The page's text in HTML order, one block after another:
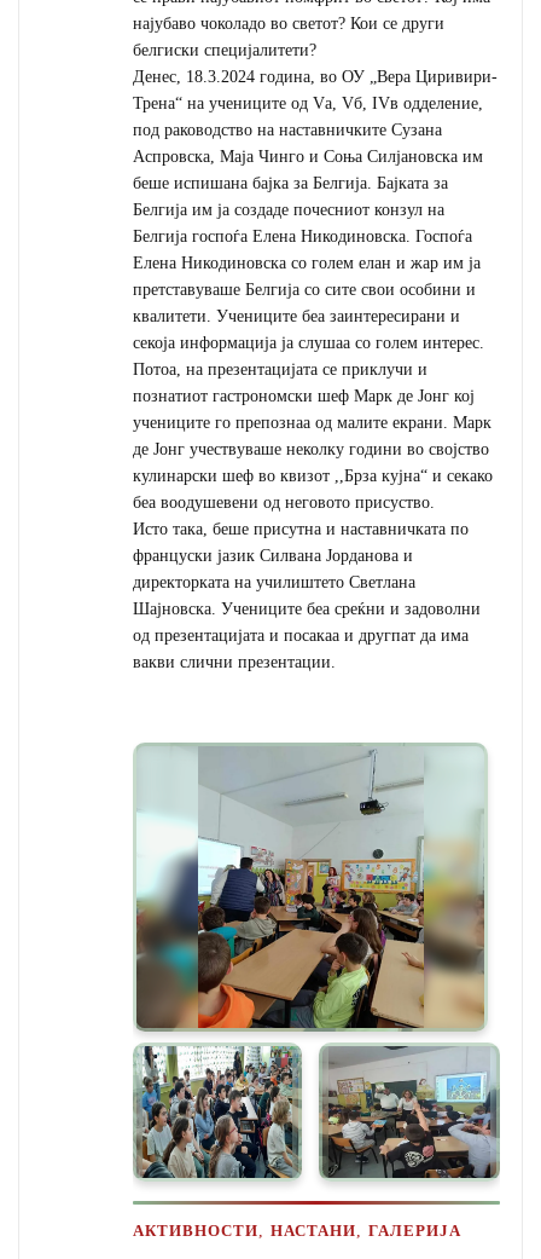
најубаво чоколадо во светот? Кои се други
белгиски специјалитети?
Денес, 18.3.2024 година, во ОУ „Вера Циривири-
Трена“ на учениците од Vа, Vб, IVв одделение,
под раководство на наставничките Сузана
Аспровска, Маја Чинго и Соња Силјановска им
беше испишана бајка за Белгија. Бајката за
Белгија им ја создаде почесниот конзул на
Белгија госпоѓа Елена Никодиновска. Госпоѓа
Елена Никодиновска со голем елан и жар им ја
претставуваше Белгија со сите свои особини и
квалитети. Учениците беа заинтересирани и
секоја информација ја слушаа со голем интерес.
Потоа, на презентацијата се приклучи и
познатиот гастрономски шеф Марк де Јонг кој
учениците го препознаа од малите екрани. Марк
де Јонг учествуваше неколку години во својство
кулинарски шеф во квизот ,,Брза кујна“ и секако
беа воодушевени од неговото присуство.
Исто така, беше присутна и наставничката по
француски јазик Силвана Јорданова и
директорката на училиштето Светлана
Шајновска. Учениците беа среќни и задоволни
од презентацијата и посакаа и другпат да има
вакви слични презентации.
АКТИВНОСТИ ,НАСТАНИ ,ГАЛЕРИЈА